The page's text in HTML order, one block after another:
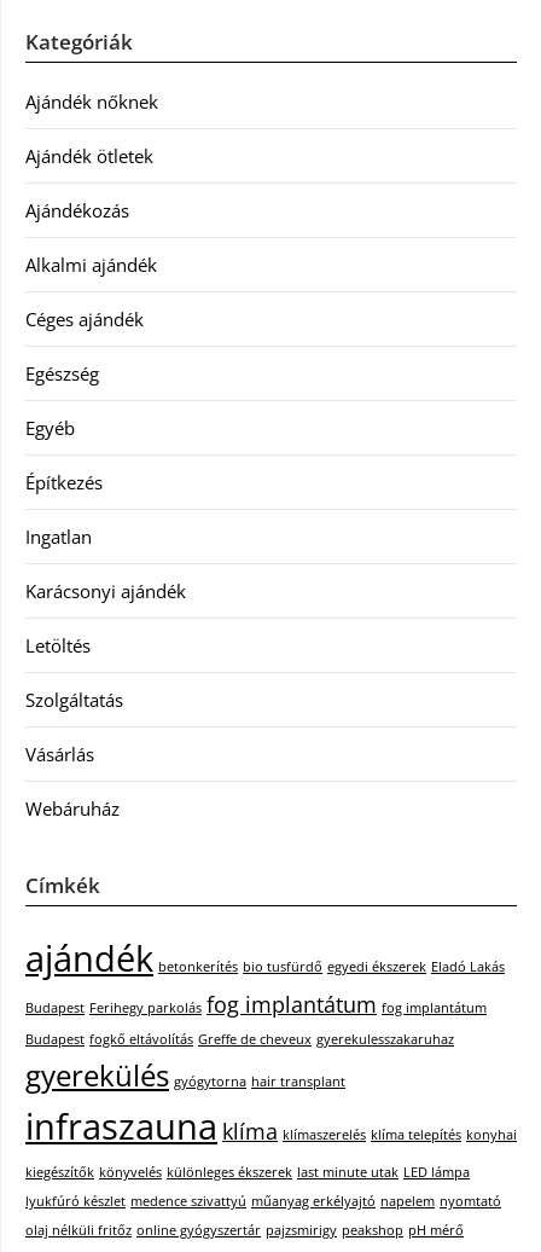
Kategóriák
Ajándék nőknek
Ajándék ötletek
Ajándékozás
Alkalmi ajándék
Céges ajándék
Egészség
Egyéb
Építkezés
Ingatlan
Karácsonyi ajándék
Letöltés
Szolgáltatás
Vásárlás
Webáruház
Címkék
ajándék betonkerítés bio tusfürdő egyedi ékszerek Eladó Lakás
Budapest Ferihegy parkolás fog implantátum fog implantátum
Budapest fogkő eltávolítás Greffe de cheveux gyerekulesszakaruhaz
gyerekülés gyógytorna hair transplant
infraszauna klíma klímaszerelés klíma telepítés konyhai
kiegészítők könyvelés különleges ékszerek last minute utak LED lámpa
lyukfúró készlet medence szivattyú műanyag erkélyajtó napelem nyomtató
olaj nélküli fritőz online gyógyszertár pajzsmirigy peakshop pH mérő